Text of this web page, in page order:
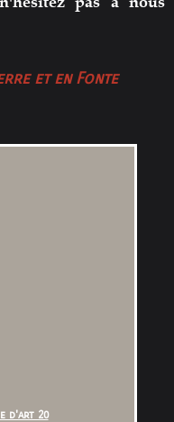
et en Fonte
d'art 20